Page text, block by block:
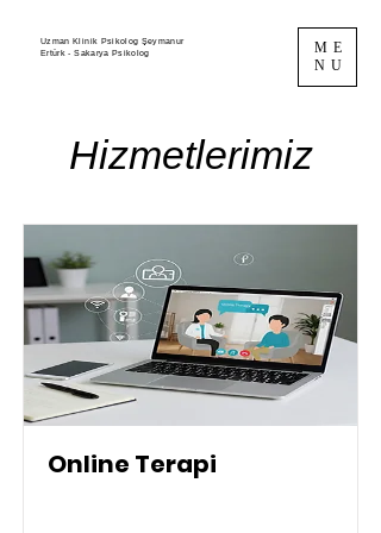
Uzman Klinik Psikolog Şeymanur
Ertürk - Sakarya Psikolog
ME
NU
Hizmetlerimiz
Online Terapi